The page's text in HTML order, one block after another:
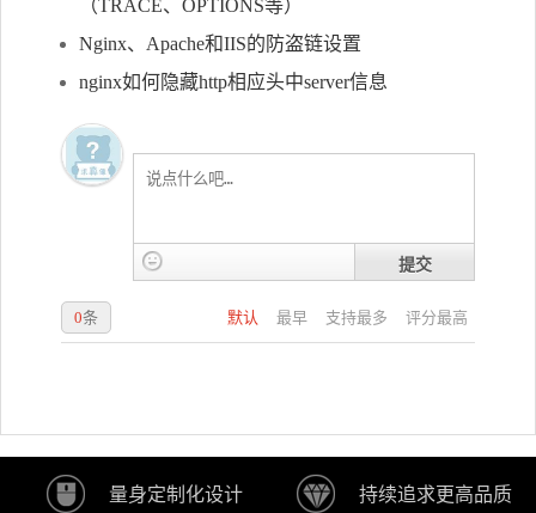
（TRACE、OPTIONS等）
Nginx、Apache和IIS的防盗链设置
nginx如何隐藏http相应头中server信息
提交
默认 最早 支持最多 评分最高
0条
量身定制化设计 持续追求更高品质